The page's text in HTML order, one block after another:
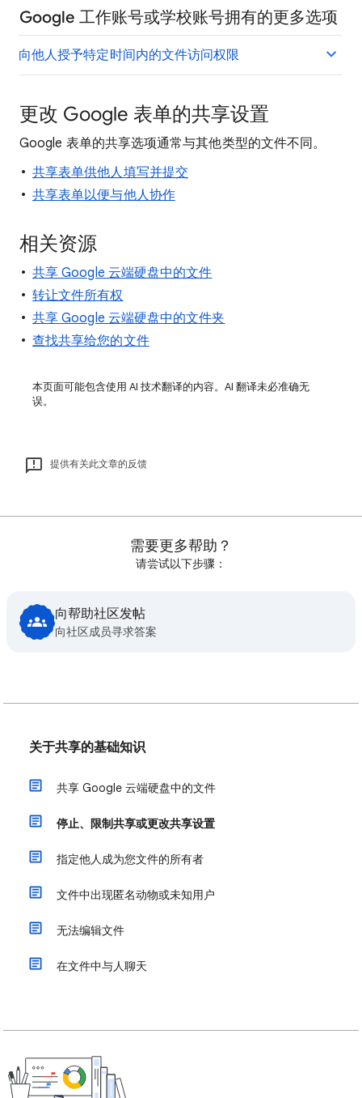
Google 工作账号或学校账号拥有的更多选项
向他人授予特定时间内的文件访问权限
更改 Google 表单的共享设置
Google 表单的共享选项通常与其他类型的文件不同。
共享表单供他人填写并提交
共享表单以便与他人协作
相关资源
共享 Google 云端硬盘中的文件
转让文件所有权
共享 Google 云端硬盘中的文件夹
查找共享给您的文件
本页面可能包含使用 AI 技术翻译的内容。AI 翻译未必准确无
误。
提供有关此文章的反馈
需要更多帮助？
请尝试以下步骤：
向帮助社区发帖
向社区成员寻求答案
关于共享的基础知识
共享 Google 云端硬盘中的文件
停止、限制共享或更改共享设置
指定他人成为您文件的所有者
文件中出现匿名动物或未知用户
无法编辑文件
在文件中与人聊天